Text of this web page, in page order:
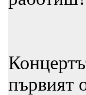
първият